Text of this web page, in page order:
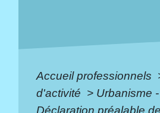
Accueil professionnels
d'activité > Urbanisme
Déclaration préalable